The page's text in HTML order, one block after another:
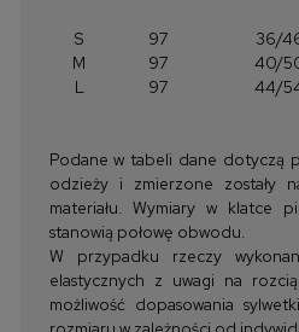
S 97 36/
M
97 40/
L
97 44/
Podane w tabeli dane dotyczą
odzieży i zmierzone zostały
materiału. Wymiary w klatce
stanowią połowę obwodu.
W przypadku rzeczy
elastycznych z uwagi na
możliwość dopasowania